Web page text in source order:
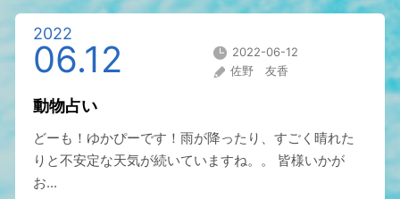
2022
06.12
2022-06-12
佐野 友香
動物占い
どーも！ゆかぴーです！雨が降ったり、すごく晴れた
りと不安定な天気が続いていますね。。 皆様いかが
お...